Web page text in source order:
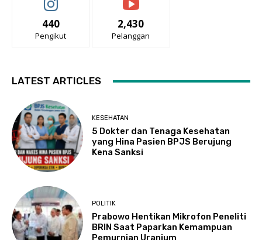
440
Pengikut
2,430
Pelanggan
LATEST ARTICLES
KESEHATAN
5 Dokter dan Tenaga Kesehatan
yang Hina Pasien BPJS Berujung
Kena Sanksi
POLITIK
Prabowo Hentikan Mikrofon Peneliti
BRIN Saat Paparkan Kemampuan
Pemurnian Uranium